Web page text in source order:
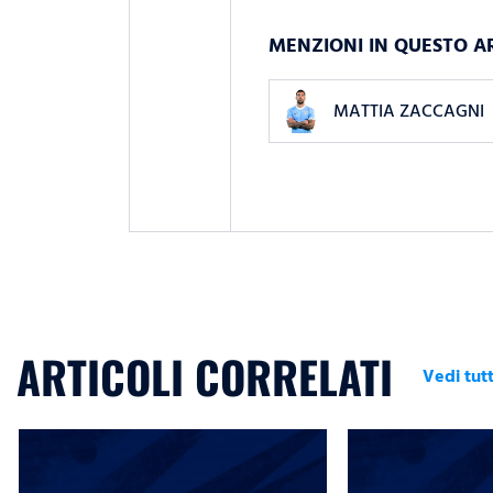
MENZIONI IN QUESTO
MATTIA ZACCAGNI
ARTICOLI CORRELATI Vedi